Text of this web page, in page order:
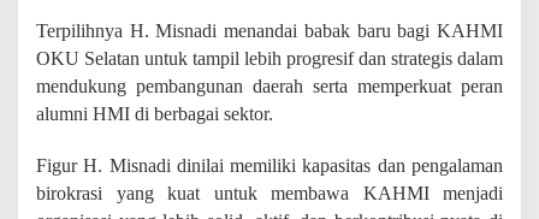
A
r
R
u
m
n
Terpilihnya H. Misnadi menandai babak baru bagi KAHMI
OKU Selatan untuk tampil lebih progresif dan strategis dalam
mendukung pembangunan daerah serta memperkuat peran
alumni HMI di berbagai sektor.
Figur H. Misnadi dinilai memiliki kapasitas dan pengalaman
birokrasi yang kuat untuk membawa KAHMI menjadi